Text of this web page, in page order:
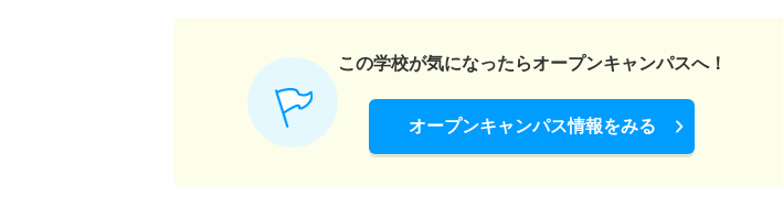
この学校が気になったらオープンキャンパスへ！
オープンキャンパス情報をみる